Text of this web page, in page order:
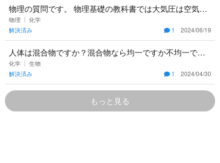
物理の質問です。 物理基礎の教科書では大気圧は空気の
重さに因って生じると書いてありますが、物理の教科書
では大気圧は空気の
物理
化学
解決済み
1 2024/06/19
人体は混合物ですか？混合物なら均一ですか不均一です
か？
化学
生物
解決済み
1 2024/04/30
もっと見る